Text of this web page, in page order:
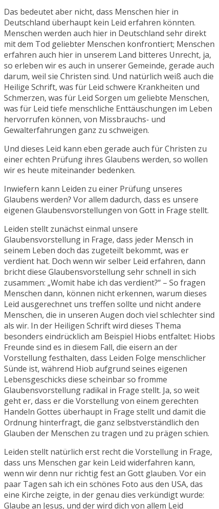
Das bedeutet aber nicht, dass Menschen hier in
Deutschland überhaupt kein Leid erfahren könnten.
Menschen werden auch hier in Deutschland sehr direkt
mit dem Tod geliebter Menschen konfrontiert; Menschen
erfahren auch hier in unserem Land bitteres Unrecht, ja,
so erleben wir es auch in unserer Gemeinde, gerade auch
darum, weil sie Christen sind. Und natürlich weiß auch die
Heilige Schrift, was für Leid schwere Krankheiten und
Schmerzen, was für Leid Sorgen um geliebte Menschen,
was für Leid tiefe menschliche Enttäuschungen im Leben
hervorrufen können, von Missbrauchs- und
Gewalterfahrungen ganz zu schweigen.
Und dieses Leid kann eben gerade auch für Christen zu
einer echten Prüfung ihres Glaubens werden, so wollen
wir es heute miteinander bedenken.
Inwiefern kann Leiden zu einer Prüfung unseres
Glaubens werden? Vor allem dadurch, dass es unsere
eigenen Glaubensvorstellungen von Gott in Frage stellt.
Leiden stellt zunächst einmal unsere
Glaubensvorstellung in Frage, dass jeder Mensch in
seinem Leben doch das zugeteilt bekommt, was er
verdient hat. Doch wenn wir selber Leid erfahren, dann
bricht diese Glaubensvorstellung sehr schnell in sich
zusammen: „Womit habe ich das verdient?“ – So fragen
Menschen dann, können nicht erkennen, warum dieses
Leid ausgerechnet uns treffen sollte und nicht andere
Menschen, die in unseren Augen doch viel schlechter sind
als wir. In der Heiligen Schrift wird dieses Thema
besonders eindrücklich am Beispiel Hiobs entfaltet: Hiobs
Freunde sind es in diesem Fall, die eisern an der
Vorstellung festhalten, dass Leiden Folge menschlicher
Sünde ist, während Hiob aufgrund seines eigenen
Lebensgeschicks diese scheinbar so fromme
Glaubensvorstellung radikal in Frage stellt. Ja, so weit
geht er, dass er die Vorstellung von einem gerechten
Handeln Gottes überhaupt in Frage stellt und damit die
Ordnung hinterfragt, die ganz selbstverständlich den
Glauben der Menschen zu tragen und zu prägen schien.
Leiden stellt natürlich erst recht die Vorstellung in Frage,
dass uns Menschen gar kein Leid widerfahren kann,
wenn wir denn nur richtig fest an Gott glauben. Vor ein
paar Tagen sah ich ein schönes Foto aus den USA, das
eine Kirche zeigte, in der genau dies verkündigt wurde:
Glaube an Jesus, und der wird dich von allem Leid